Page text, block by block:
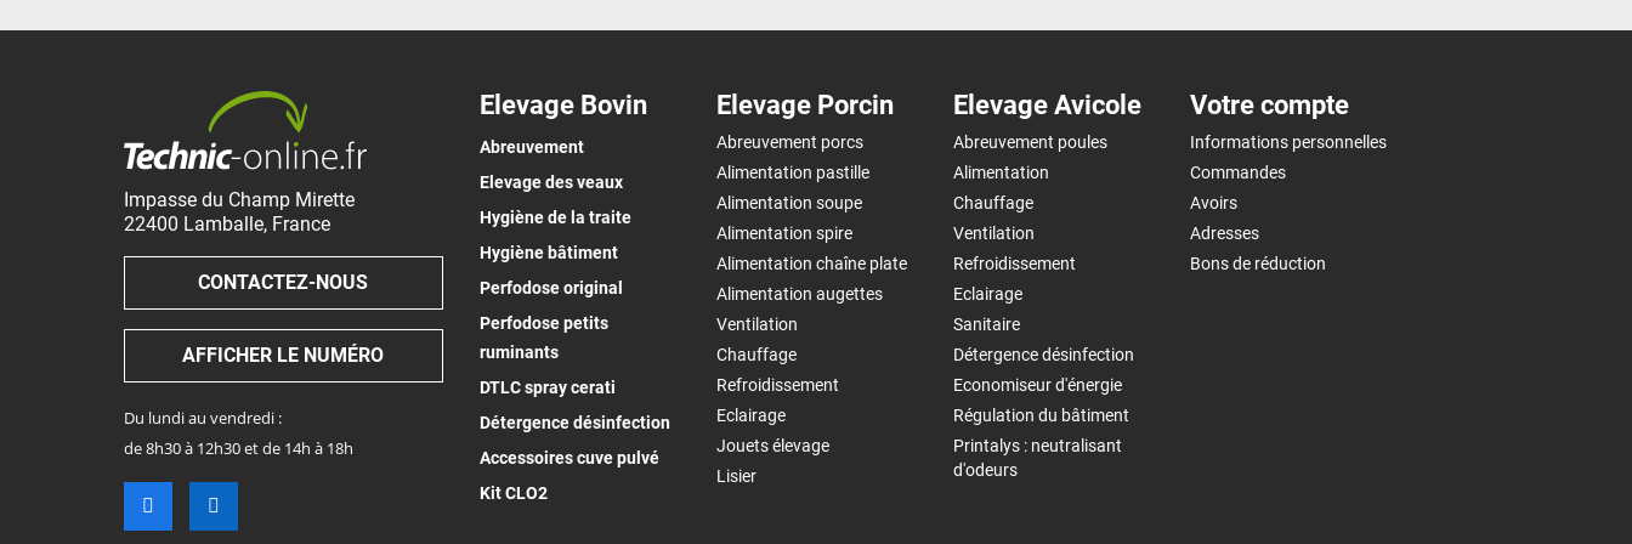
Impasse du Champ Mirette
22400 Lamballe, France
CONTACTEZ-NOUS
AFFICHER LE NUMÉRO
Du lundi au vendredi :
de 8h30 à 12h30 et de 14h à 18h
Elevage Bovin
Abreuvement
Elevage des veaux
Hygiène de la traite
Hygiène bâtiment
Perfodose original
Perfodose petits
ruminants
DTLC spray cerati
Détergence désinfection
Accessoires cuve pulvé
Kit CLO2
Elevage Porcin
Abreuvement porcs
Alimentation pastille
Alimentation soupe
Alimentation spire
Alimentation chaîne plate
Alimentation augettes
Ventilation
Chauffage
Refroidissement
Eclairage
Jouets élevage
Lisier
Elevage Avicole
Abreuvement poules
Alimentation
Chauffage
Ventilation
Refroidissement
Eclairage
Sanitaire
Détergence désinfection
Economiseur d'énergie
Régulation du bâtiment
Printalys : neutralisant
d'odeurs
Votre compte
Informations personnelles
Commandes
Avoirs
Adresses
Bons de réduction